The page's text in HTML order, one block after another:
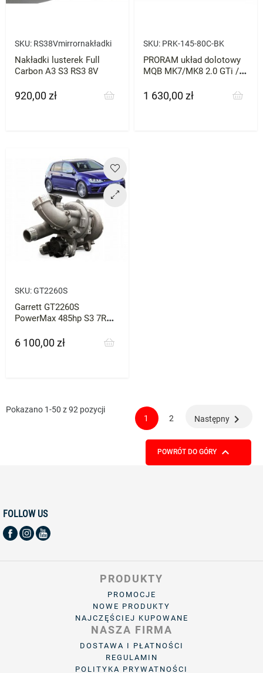
SKU: RS38Vmirrornakładki
Nakładki lusterek Full
Carbon A3 S3 RS3 8V
Cena
920,00 zł
SKU: PRK-145-80C-BK
PRORAM układ dolotowy
MQB MK7/MK8 2.0 GTi / R
Cena
1 630,00 zł
SKU:GT2260S
Garrett GT2260S
PowerMax 485hp S3 7R
Cena
6 100,00 zł
Pokazano 1-50 z 92 pozycji
1
2 Następny 
POWRÓT DO GÓRY 
FOLLOW US
PRODUKTY
PROMOCJE
NOWE PRODUKTY
NAJCZĘŚCIEJ KUPOWANE
NASZA FIRMA
DOSTAWA I PŁATNOŚCI
REGULAMIN
POLITYKA PRYWATNOŚCI